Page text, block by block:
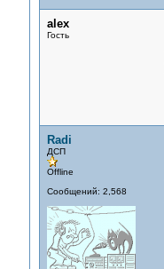
alex
Гость
Radi
ДСП
Offline
Сообщений: 2,568